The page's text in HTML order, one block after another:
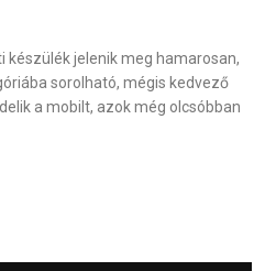
készülék jelenik meg hamarosan,
sorolható, mégis kedvező
a mobilt, azok még olcsóbban